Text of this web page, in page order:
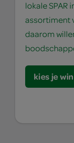
lokale SPAR
assortiment
daarom
kies je